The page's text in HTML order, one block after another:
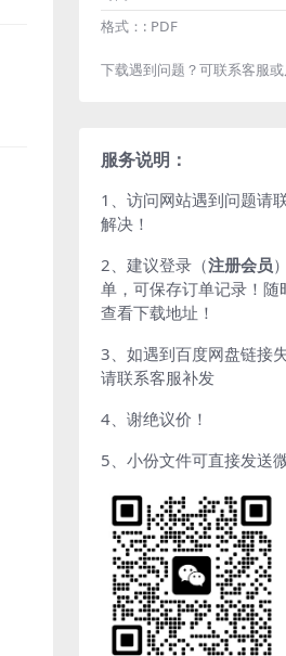
格式：: PDF
下载遇到问题？可联系客服
服务说明：
1、访问网站遇到问题请
解决！
2、建议登录（注册会员
单，可保存订单记录！随
查看下载地址！
3、如遇到百度网盘链接
请联系客服补发
4、谢绝议价！
5、小份文件可直接发送